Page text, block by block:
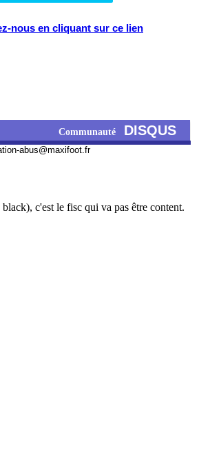
nous en cliquant sur ce lien
Communauté DISQUS
abus@maxifoot.fr